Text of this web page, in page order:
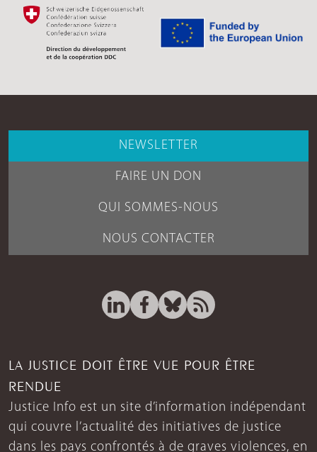
NEWSLETTER
FAIRE UN DON
QUI SOMMES-NOUS
NOUS CONTACTER
LA JUSTICE DOIT ÊTRE VUE POUR ÊTRE
RENDUE
Justice Info est un site d’information indépendant
qui couvre l’actualité des initiatives de justice
dans les pays confrontés à de graves violences, en